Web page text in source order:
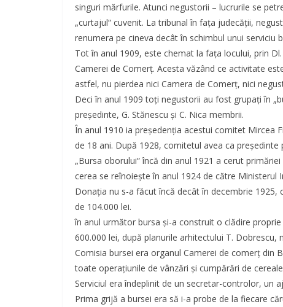
singuri mărfurile. Atunci negustorii – lucrurile se
„curtajul“ cuvenit. La tribunal în faţa judecăţii,
renumera pe cineva decât în schimbul unui serviciu
Tot în anul 1909, este chemat la faţa locului, prin
Camerei de Comerţ. Acesta văzând ce activitate
astfel, nu pierdea nici Camera de Comerţ, nici
Deci în anul 1909 toţi negustorii au fost grupaţi în
preşedinte, G. Stănescu şi C. Nica membrii.
În anul 1910 ia preşedenţia acestui comitet Mircea
de 18 ani. După 1928, comitetul avea ca preşedinte
„Bursa oborului“ încă din anul 1921 a cerut
cerea se reînoieşte în anul 1924 de către Ministerul
Donaţia nu s-a făcut încă decât în decembrie
de 104.000 lei.
în anul următor bursa şi-a construit o clădire
600.000 lei, după planurile arhitectului T. Dobrescu,
Comisia bursei era organul Camerei de comerţ din
toate operaţiunile de vânzări şi cumpărări de
Serviciul era îndeplinit de un secretar-controlor, un
Prima grijă a bursei era să i-a probe de la fiecare